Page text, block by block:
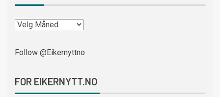
Follow @Eikernyttno
FOR EIKERNYTT.NO